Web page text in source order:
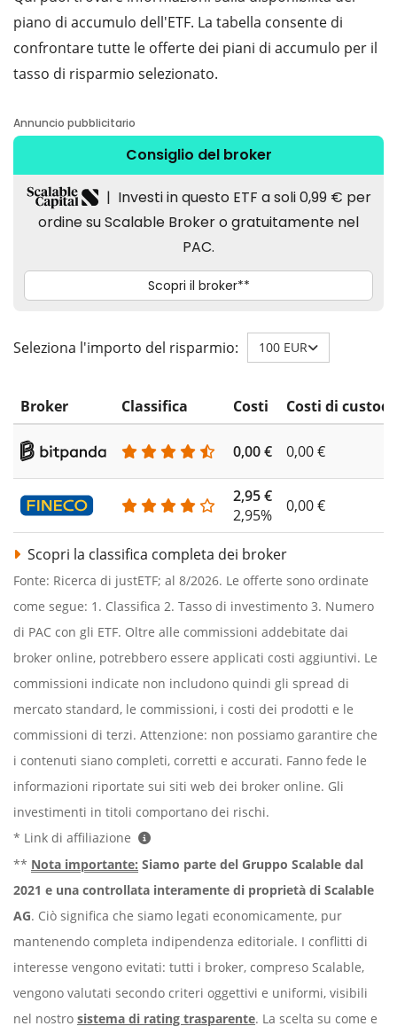
piano di accumulo dell'ETF. La tabella consente di
confrontare tutte le offerte dei piani di accumulo per il
tasso di risparmio selezionato.
Seleziona l'importo del risparmio: 100 EUR
Broker Classifica Costi Costi di
0,00 € 0,00 €
2,95 €
2,95%
0,00 €
Scopri la classifica completa dei broker
Fonte: Ricerca di justETF; al 8/2026. Le offerte sono ordinate
come segue: 1. Classifica 2. Tasso di investimento 3. Numero
di PAC con gli ETF. Oltre alle commissioni addebitate dai
broker online, potrebbero essere applicati costi aggiuntivi. Le
commissioni indicate non includono quindi gli spread di
mercato standard, le commissioni, i costi dei prodotti e le
commissioni di terzi. Attenzione: non possiamo garantire che
i contenuti siano completi, corretti e accurati. Fanno fede le
informazioni riportate sui siti web dei broker online. Gli
investimenti in titoli comportano dei rischi.
* Link di affiliazione
** Nota importante: Siamo parte del Gruppo Scalable dal
2021 e una controllata interamente di proprietà di Scalable
AG. Ciò significa che siamo legati economicamente, pur
mantenendo completa indipendenza editoriale. I conflitti di
interesse vengono evitati: tutti i broker, compreso Scalable,
vengono valutati secondo criteri oggettivi e uniformi, visibili
nel nostro sistema di rating trasparente. La scelta su come e